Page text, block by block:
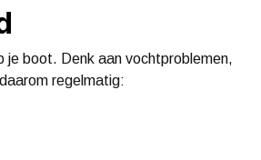
je boot. Denk aan vochtproblemen,
regelmatig: